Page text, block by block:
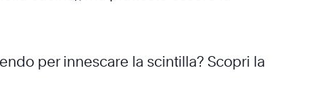
per innescare la scintilla? Scopri la